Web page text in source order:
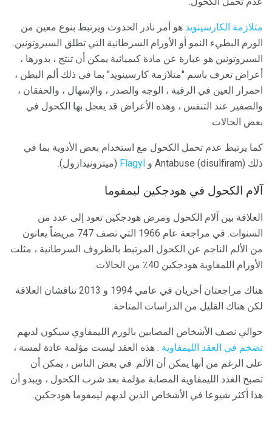
متلازمة الكارسينويد هو أمر نادر الحدوث ويرتبط بنوع معين من
الورم البطيء النمو أو الأورام السرطانية التي تطلق السيروتونين.
السيروتونين هو عبارة عن مادة كيميائية يمكن أن تنتج ، بدورها ،
أعراض تعرف باسم "متلازمة كارسينويد" بما في ذلك ألم البطن ،
احمرار العين في الرقبة ، الوجه والصدر ، والإسهال ، والخفقان ،
والصفير عند التنفس ، وهذه الأعراض قد يعجل بها الكحول في
بعض الحالات.
كما يرتبط عدم تحمل الكحول مع استخدام بعض الأدوية بما في
ذلك Antabuse (disulfiram) و
Flagyl (ميترونيدازول).
آلام الكحول في هودجكين ليمفوما
العلاقة بين آلام الكحول ومرض هودجكين تعود إلى عدد من
السنوات. في مراجعة عام 1966 التي تصف 747 مريضاً يعانون
من الألم الناجم عن الكحول المرتبط بالظروف السرطانية ، مثلت
الأورام اللمفاوية هودجكين 40٪ من الحالات.
هناك مراجعتان أخريان في عامي 1994 و 2013 تناقشان العلاقة
لكن هناك القليل من الدراسات المتاحة.
حوالي نصف الأشخاص المصابين بالورم الليمفاوي سيكون لديهم
تضخم في العقد الليمفاوية . هذه العقد ليست مؤلمة عادة لمسة ،
على الرغم من أنها يمكن أن الألم. في بعض الناس ، يمكن أن
تصبح الغدد الليمفاوية المصابة مؤلمة بعد شرب الكحول ، ويبدو أن
هذا أكثر شيوعا في الأشخاص الذين لديهم ليمفوما هودجكين.